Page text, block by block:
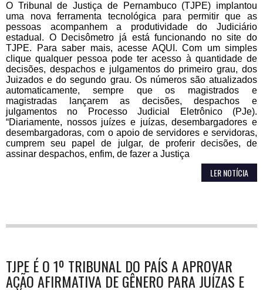
O Tribunal de Justiça de Pernambuco (TJPE) implantou
uma nova ferramenta tecnológica para permitir que as
pessoas acompanhem a produtividade do Judiciário
estadual. O Decisômetro já está funcionando no site do
TJPE. Para saber mais, acesse AQUI. Com um simples
clique qualquer pessoa pode ter acesso à quantidade de
decisões, despachos e julgamentos do primeiro grau, dos
Juizados e do segundo grau. Os números são atualizados
automaticamente, sempre que os magistrados e
magistradas lançarem as decisões, despachos e
julgamentos no Processo Judicial Eletrônico (PJe).
“Diariamente, nossos juízes e juízas, desembargadores e
desembargadoras, com o apoio de servidores e servidoras,
cumprem seu papel de julgar, de proferir decisões, de
assinar despachos, enfim, de fazer a Justiça
LER NOTÍCIA
TJPE É O 1º TRIBUNAL DO PAÍS A APROVAR
AÇÃO AFIRMATIVA DE GÊNERO PARA JUÍZAS E